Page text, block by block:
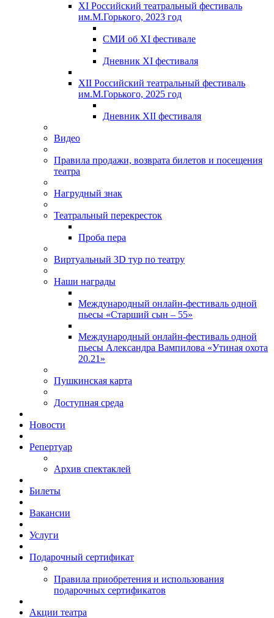
XI Российский театральный фестиваль
им.М.Горького, 2023 год
СМИ об XI фестивале
Дневник XI фестиваля
XII Российский театральный фестиваль
им.М.Горького, 2025 год
Дневник XII фестиваля
Видео
Правила продажи, возврата билетов и посещения
театра
Нагрудный знак
Театральный перекресток
Проба пера
Виртуальный 3D тур по театру
Наши награды
Международный онлайн-фестиваль одной
пьесы «Старший сын – 55»
Международный онлайн-фестиваль одной
пьесы Александра Вампилова «Утиная охота
20.21»
Пушкинская карта
Доступная среда
Новости
Репертуар
Архив спектаклей
Билеты
Вакансии
Услуги
Подарочный сертификат
Правила приобретения и использования
подарочных сертификатов
Акции театра